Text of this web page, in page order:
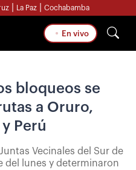
La Paz Cochabamba
En vivo
bloqueos se
a Oruro,
Perú
Vecinales del Sur de
del lunes y determinaron